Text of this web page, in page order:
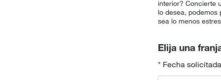
interior? Concierte
lo desea, podemos
sea lo menos
Elija una
Fecha